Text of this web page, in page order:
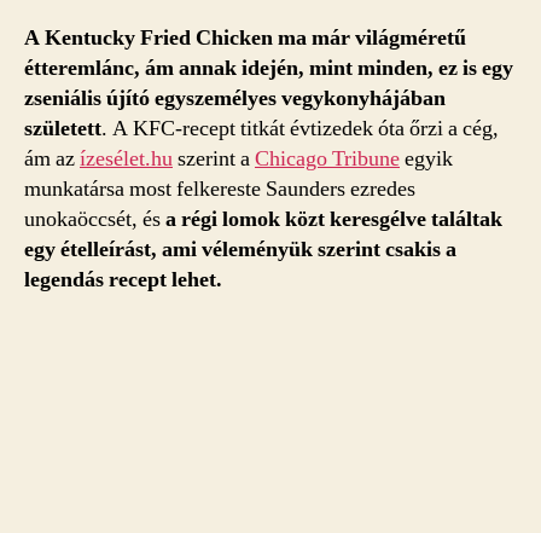
A Kentucky Fried Chicken ma már világméretű
étteremlánc, ám annak idején, mint minden, ez is egy
zseniális újító egyszemélyes vegykonyhájában
született. A KFC-recept titkát évtizedek óta őrzi a cég,
ám azízesélet.huszerint aChicago Tribuneegyik
munkatársa most felkereste Saunders ezredes
unokaöccsét, ésa régi lomok közt keresgélve találtak
egy ételleírást, ami véleményük szerint csakis a
legendás recept lehet.